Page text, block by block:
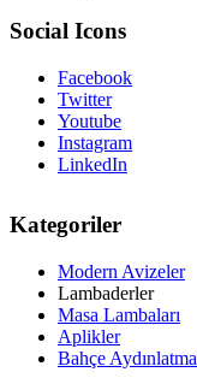
Social Icons
Facebook
Twitter
Youtube
Instagram
LinkedIn
Kategoriler
Modern Avizeler
Lambaderler
Masa Lambaları
Aplikler
Bahçe